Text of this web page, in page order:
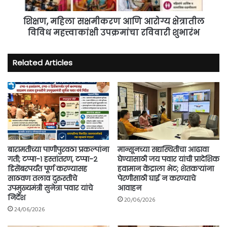
उपक्रमांचा
रविवारीशिक्षण, महिला सक्षमीकरण आणि आरोग्य क्षेत्रातील
विविध महत्त्वाकांक्षी उपक्रमांचा रविवारी शुभारंभ
Related Articles
बारामतीच्या पाणीपुरवठा प्रकल्पांना
गती; टप्पा-१ हस्तांतरण, टप्पा-२
डिसेंबरपर्यंत पूर्ण करण्यासह
साठवण तलाव दुरुस्तीचे
उपमुख्यमंत्री सुनेत्रा पवार यांचे
निर्देश
24/06/2026
मान्सूनच्या सद्यस्थितीचा आढावा
घेण्यासाठी जय पवार यांची प्रादेशिक
हवामान केंद्राला भेट; शेतकऱ्यांना
पेरणीसाठी घाई न करण्याचे
आवाहन
20/06/2026